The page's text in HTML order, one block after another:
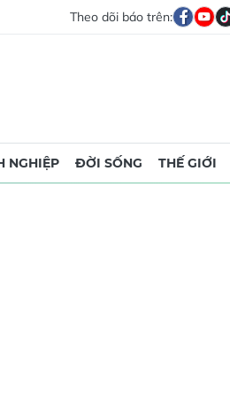
Theo dõi báo trên:
NGHIỆP ĐỜI SỐNG THẾ GIỚI